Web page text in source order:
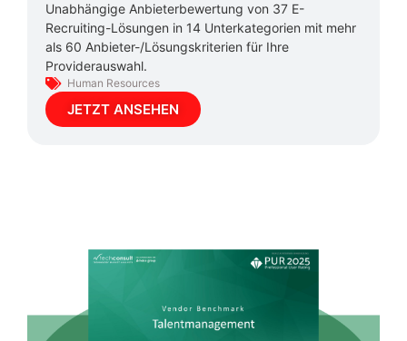
Unabhängige Anbieterbewertung von 37 E-
Recruiting-Lösungen in 14 Unterkategorien mit mehr
als 60 Anbieter-/Lösungskriterien für Ihre
Providerauswahl.
Human Resources
JETZT ANSEHEN